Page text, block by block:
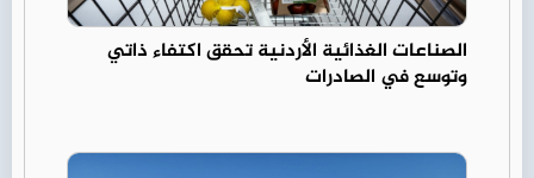
الصناعات الغذائية الأردنية تحقق اكتفاء ذاتي
وتوسع في الصادرات